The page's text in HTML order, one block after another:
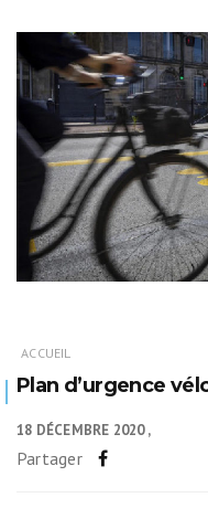
ACCUEIL
Plan d’urgence
18 DÉCEMBRE 2020
Partager